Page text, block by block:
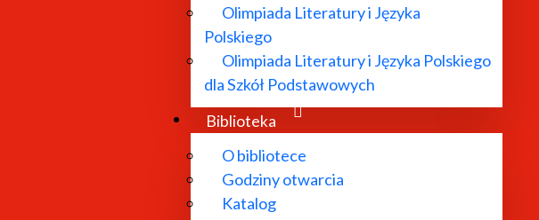
Olimpiada Literatury i Języka
Polskiego
Olimpiada Literatury i Języka Polskiego
dla Szkół Podstawowych
Biblioteka
O bibliotece
Godziny otwarcia
Katalog